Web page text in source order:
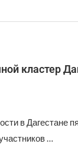
кластер
в Дагестане
…